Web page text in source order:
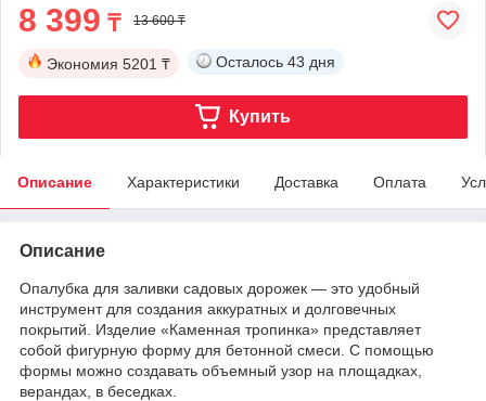
8 399 ₸ 13 600 ₸
Экономия 5201 ₸ Осталось 43 дня
Купить
Описание Характеристики Доставка Оплата
Описание
Опалубка для заливки садовых дорожек — это удобный
инструмент для создания аккуратных и долговечных
покрытий. Изделие «Каменная тропинка» представляет
собой фигурную форму для бетонной смеси. С помощью
формы можно создавать объемный узор на площадках,
верандах, в беседках.